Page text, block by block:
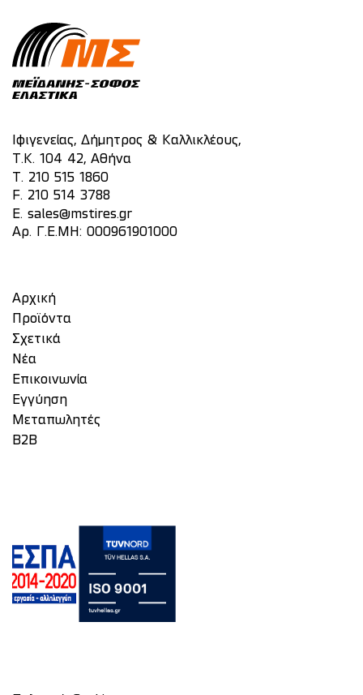
Ιφιγενείας, Δήμητρος & Καλλικλέους,
Τ.Κ. 104 42, Αθήνα
T. 210 515 1860
F. 210 514 3788
E. sales@mstires.gr
Αρ. Γ.Ε.ΜΗ: 000961901000
Αρχική
Προϊόντα
Σχετικά
Νέα
Επικοινωνία
Eγγύηση
Μεταπωλητές
Β2Β